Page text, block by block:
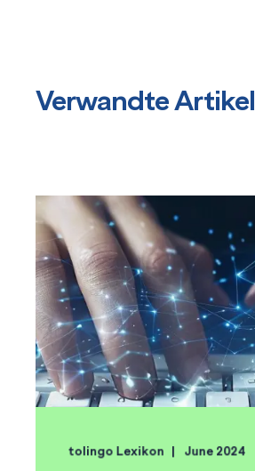
Verwandte Artikel
tolingo Lexikon June 2024